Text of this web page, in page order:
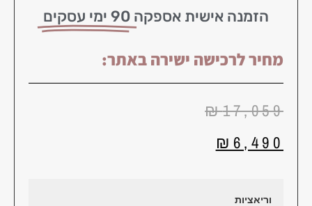
הזמנה אישית אספקה 90 ימי עסקים
מחיר לרכישה ישירה באתר:
₪17,059
₪ 6,490
וריאציות